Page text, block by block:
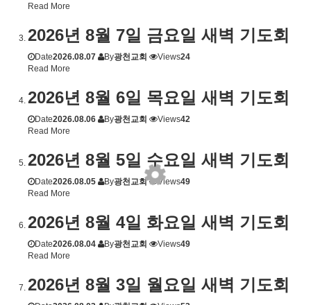
Read More
2026년 8월 7일 금요일 새벽 기도회
Date2026.08.07 By광천교회 Views24
Read More
2026년 8월 6일 목요일 새벽 기도회
Date2026.08.06 By광천교회 Views42
Read More
2026년 8월 5일 수요일 새벽 기도회
Date2026.08.05 By광천교회 Views49
Read More
2026년 8월 4일 화요일 새벽 기도회
Date2026.08.04 By광천교회 Views49
Read More
2026년 8월 3일 월요일 새벽 기도회